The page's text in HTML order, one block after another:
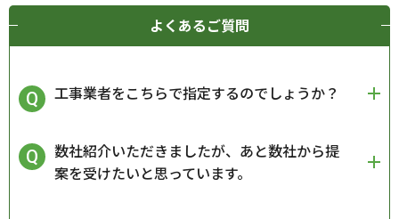
よくあるご質問
工事業者をこちらで指定するのでしょうか？
数社紹介いただきましたが、あと数社から提
案を受けたいと思っています。